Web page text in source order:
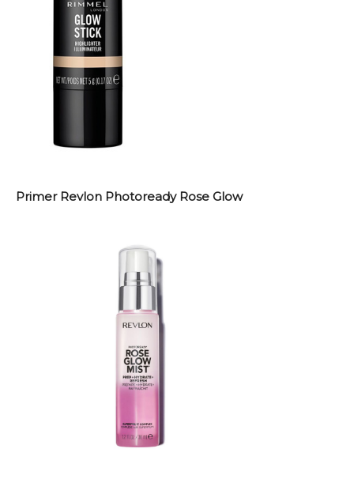
Primer Revlon Photoready Rose Glow